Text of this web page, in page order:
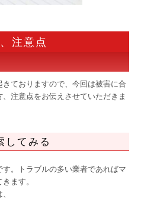
注意点
きておりますので、今回は被害に合
注意点をお伝えさせていただきま
てみる
。トラブルの多い業者であればマ
ます。